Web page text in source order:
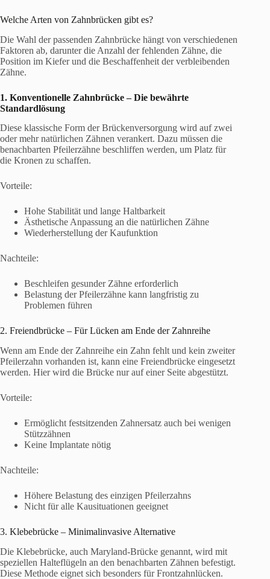
Welche Arten von Zahnbrücken gibt es?
Die Wahl der passenden Zahnbrücke hängt von verschiedenen
Faktoren ab, darunter die Anzahl der fehlenden Zähne, die
Position im Kiefer und die Beschaffenheit der verbleibenden
Zähne.
1. Konventionelle Zahnbrücke – Die bewährte
Standardlösung
Diese klassische Form der Brückenversorgung wird auf zwei
oder mehr natürlichen Zähnen verankert. Dazu müssen die
benachbarten Pfeilerzähne beschliffen werden, um Platz für
die Kronen zu schaffen.
Vorteile:
Hohe Stabilität und lange Haltbarkeit
Ästhetische Anpassung an die natürlichen Zähne
Wiederherstellung der Kaufunktion
Nachteile:
Beschleifen gesunder Zähne erforderlich
Belastung der Pfeilerzähne kann langfristig zu
Problemen führen
2. Freiendbrücke – Für Lücken am Ende der Zahnreihe
Wenn am Ende der Zahnreihe ein Zahn fehlt und kein zweiter
Pfeilerzahn vorhanden ist, kann eine Freiendbrücke eingesetzt
werden. Hier wird die Brücke nur auf einer Seite abgestützt.
Vorteile:
Ermöglicht festsitzenden Zahnersatz auch bei wenigen
Stützzähnen
Keine Implantate nötig
Nachteile:
Höhere Belastung des einzigen Pfeilerzahns
Nicht für alle Kausituationen geeignet
3. Klebebrücke – Minimalinvasive Alternative
Die Klebebrücke, auch Maryland-Brücke genannt, wird mit
speziellen Halteflügeln an den benachbarten Zähnen befestigt.
Diese Methode eignet sich besonders für Frontzahnlücken.